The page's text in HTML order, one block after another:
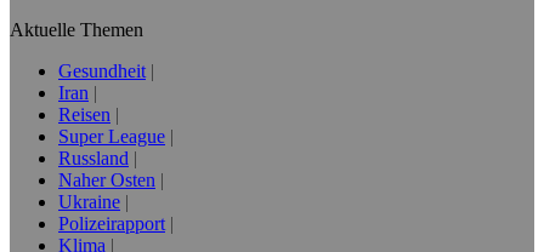
Aktuelle Themen
Gesundheit
Iran
Reisen
Super League
Russland
Naher Osten
Ukraine
Polizeirapport
Klima